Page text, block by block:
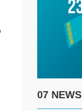
07 NEWS